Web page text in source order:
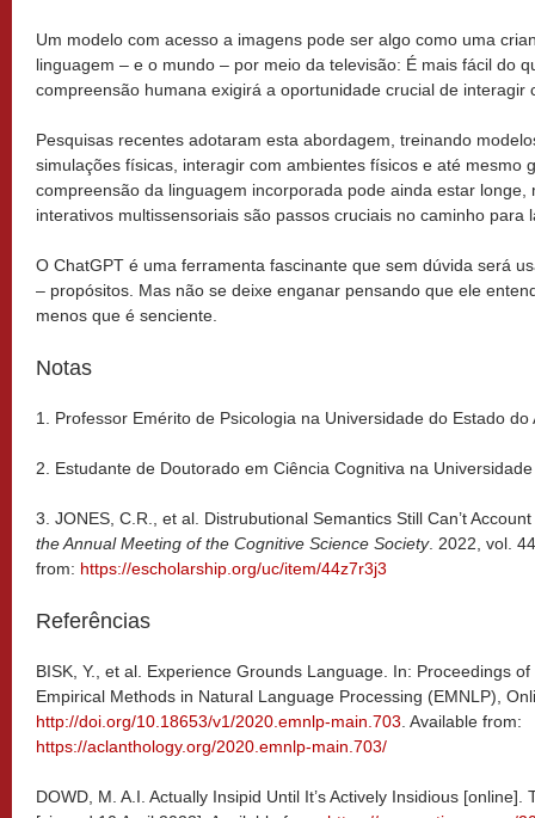
Um modelo com acesso a imagens pode ser algo como uma
linguagem – e o mundo – por meio da televisão: É mais fácil do
compreensão humana exigirá a oportunidade crucial de interagir
Pesquisas recentes adotaram esta abordagem, treinando
simulações físicas, interagir com ambientes físicos e até mesmo
compreensão da linguagem incorporada pode ainda estar longe,
interativos multissensoriais são passos cruciais no caminho para
O ChatGPT é uma ferramenta fascinante que sem dúvida será
– propósitos. Mas não se deixe enganar pensando que ele
menos que é senciente.
Notas
1. Professor Emérito de Psicologia na Universidade do Estado do
2. Estudante de Doutorado em Ciência Cognitiva na
3. JONES, C.R., et al. Distrubutional Semantics Still Can’t
the Annual Meeting of the Cognitive Science Society. 2022, vol.
from: https://escholarship.org/uc/item/44z7r3j3
Referências
BISK, Y., et al. Experience Grounds Language. In: Proceedings
Empirical Methods in Natural Language Processing (EMNLP),
http://doi.org/10.18653/v1/2020.emnlp-main.703 . Available from:
https://aclanthology.org/2020.emnlp-main.703/
DOWD, M. A.I. Actually Insipid Until It’s Actively Insidious [online].